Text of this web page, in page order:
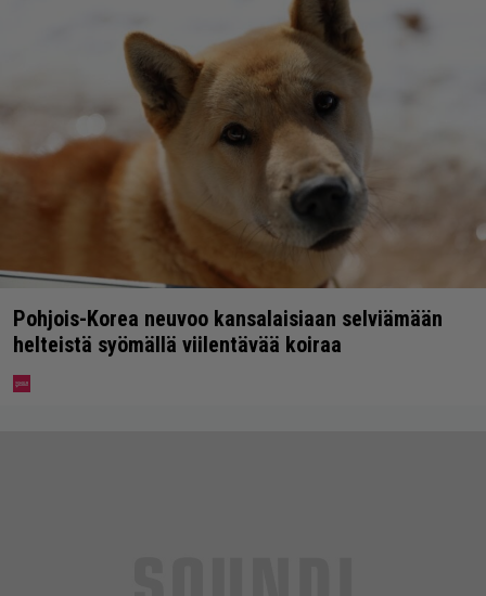
Pohjois-Korea neuvoo kansalaisiaan selviämään
helteistä syömällä viilentävää koiraa